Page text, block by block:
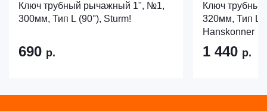
Ключ трубный рычажный 1", №1,
300мм, Тип L (90°), Sturm!
690 р.
Ключ
320мм, Тип L
Hanskonner
1 440 р.